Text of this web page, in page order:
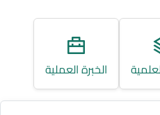
الخبرة العملية